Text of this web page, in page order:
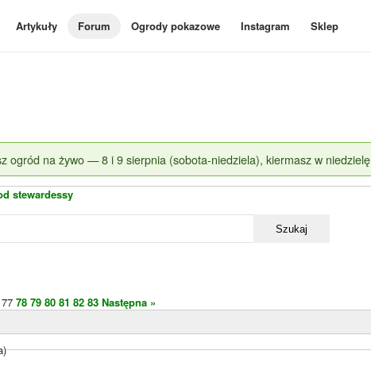
Artykuły Forum Ogrody pokazowe Instagram Sklep
ogród na żywo — 8 i 9 sierpnia (sobota-niedziela), kiermasz w niedzielę
stewardessy
Szukaj
77 78 79 80 81 82 83 Następna »